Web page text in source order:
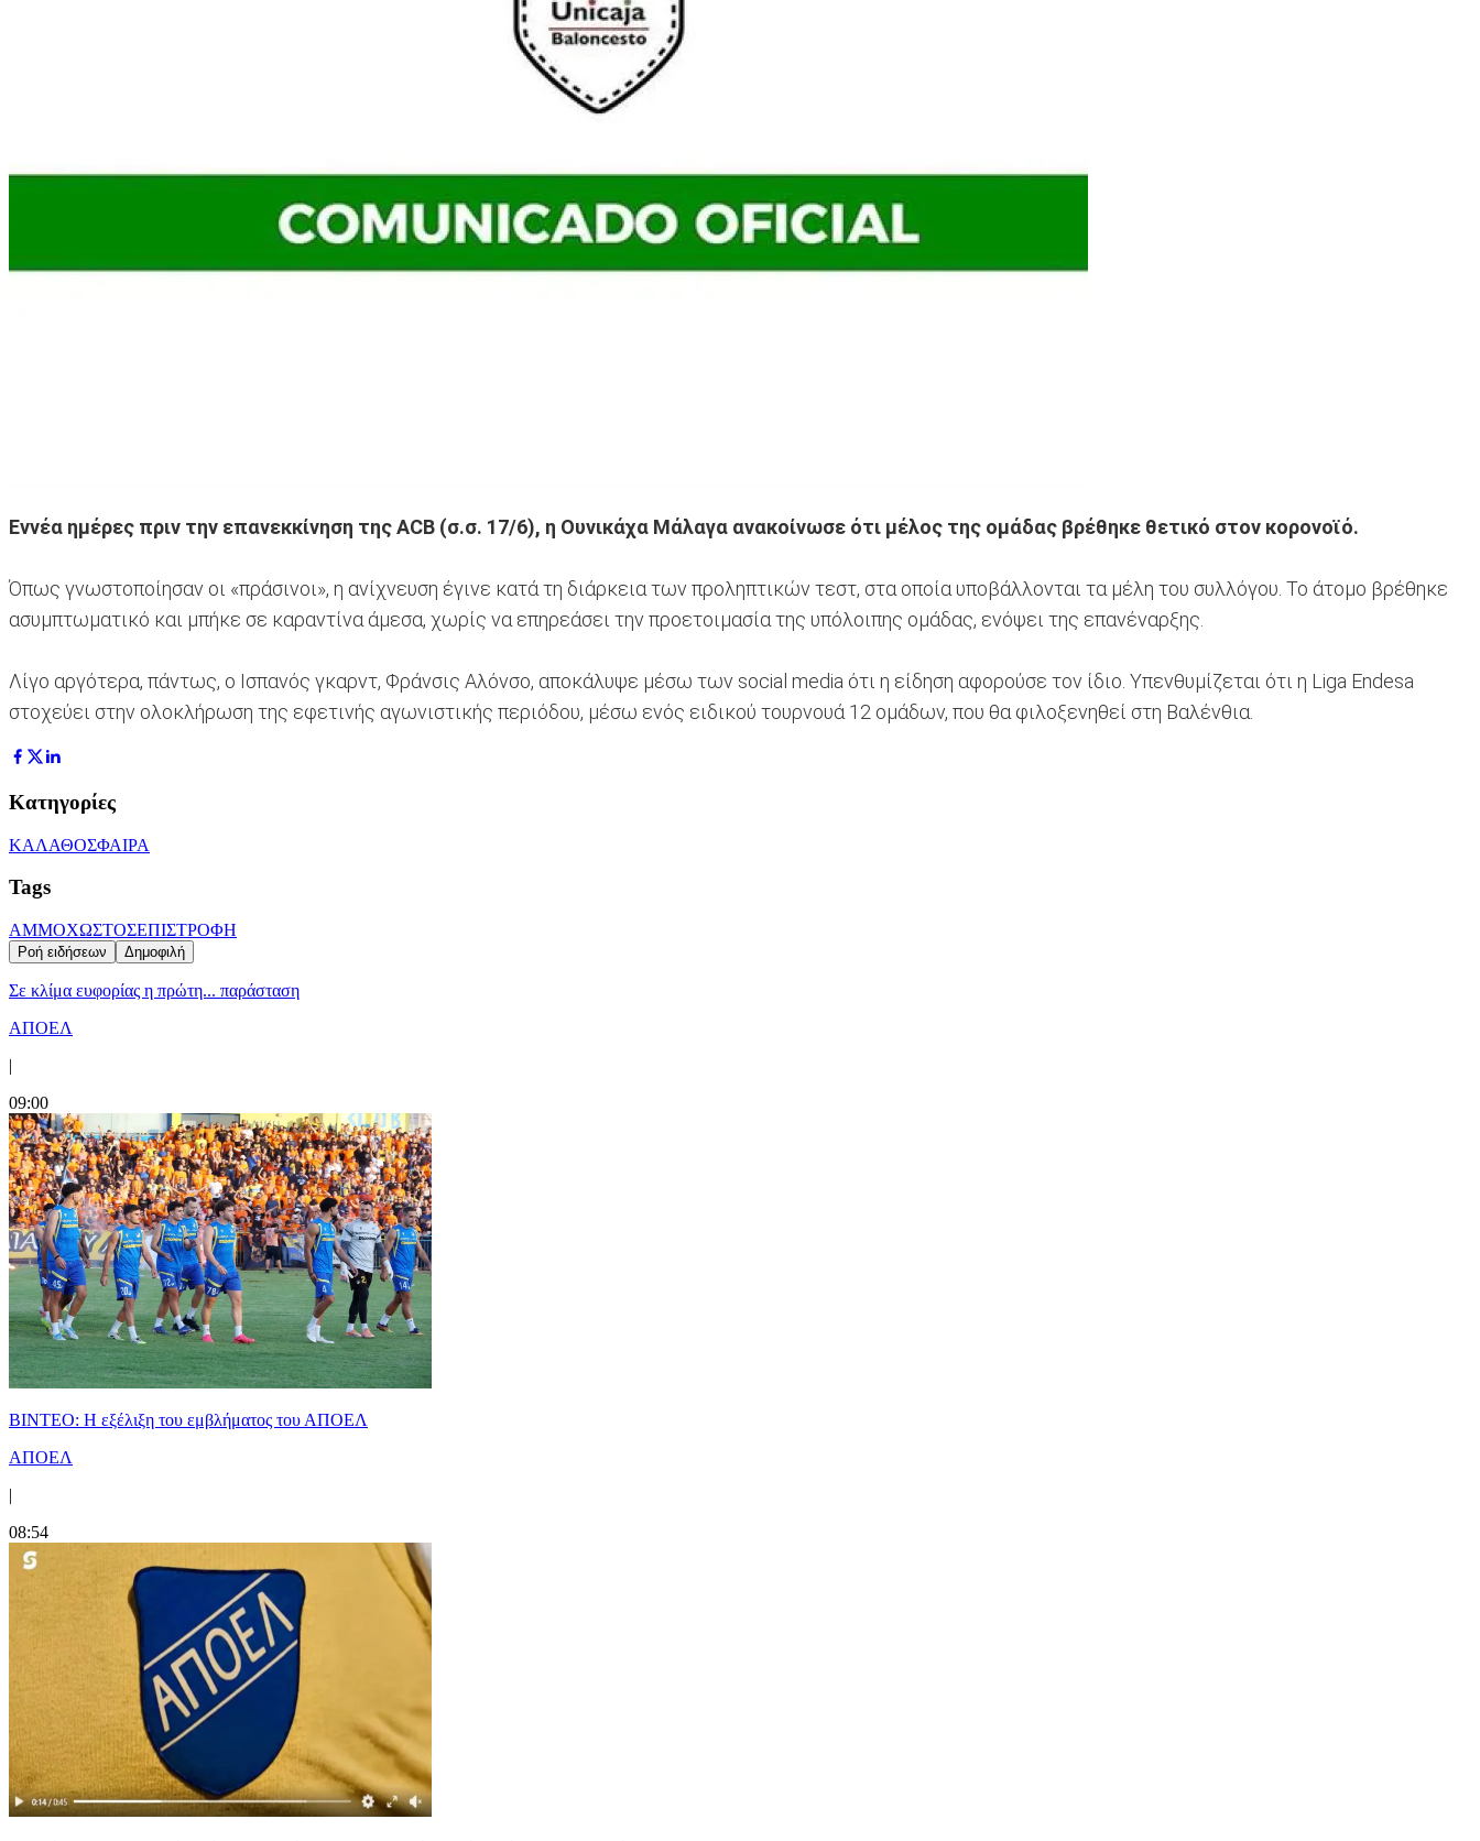
Εννέα ημέρες πριν την επανεκκίνηση της ACB (σ.σ. 17/6), η Ουνικάχα Μάλαγα ανακοίνωσε ότι μέλος της ομάδας βρέθηκε θετικό στον κορονοϊό.
Όπως γνωστοποίησαν οι «πράσινοι», η ανίχνευση έγινε κατά τη διάρκεια των προληπτικών τεστ, στα οποία υποβάλλονται τα μέλη του συλλόγου. Το άτομο βρέθηκε
ασυμπτωματικό και μπήκε σε καραντίνα άμεσα, χωρίς να επηρεάσει την προετοιμασία της υπόλοιπης ομάδας, ενόψει της επανέναρξης.
Λίγο αργότερα, πάντως, ο Ισπανός γκαρντ, Φράνσις Αλόνσο, αποκάλυψε μέσω των social media ότι η είδηση αφορούσε τον ίδιο. Υπενθυμίζεται ότι η Liga Endesa
στοχεύει στην ολοκλήρωση της εφετινής αγωνιστικής περιόδου, μέσω ενός ειδικού τουρνουά 12 ομάδων, που θα φιλοξενηθεί στη Βαλένθια.
Κατηγορίες
ΚΑΛΑΘΟΣΦΑΙΡΑ
Tags
ΑΜΜΟΧΩΣΤΟΣΕΠΙΣΤΡΟΦΗ
Ροή ειδήσεων Δημοφιλή
Σε κλίμα ευφορίας η πρώτη... παράσταση
ΑΠΟΕΛ
|
09:00
ΒΙΝΤΕΟ: Η εξέλιξη του εμβλήματος του ΑΠΟΕΛ
ΑΠΟΕΛ
|
08:54